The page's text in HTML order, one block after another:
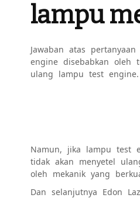
lampu
Jawaban atas
engine disebabkan oleh
ulang lampu test engine.
Namun, jika lampu test
tidak akan menyetel
oleh mekanik yang
Dan selanjutnya Edon